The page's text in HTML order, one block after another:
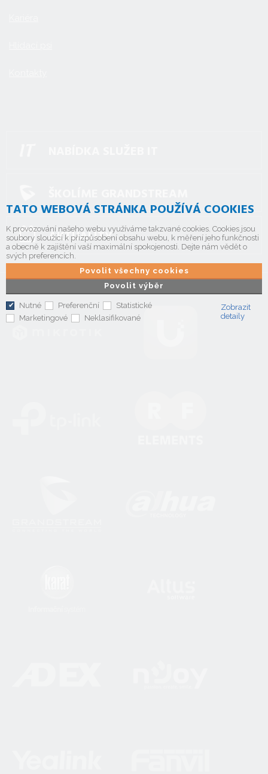
AKTUALITY
TATO WEBOVÁ STRÁNKA POUŽÍVÁ COOKIES
K provozování našeho webu využíváme takzvané cookies. Cookies jsou
soubory sloužící k přizpůsobení obsahu webu, k měření jeho funkčnosti
a obecně k zajištění vaší maximální spokojenosti. Dejte nám vědět o
svých preferencích.
Povolit výběr
Povolit všechny cookies
Nutné Preferenční
Statistické
Marketingové
Neklasifikované
Zobrazit
detaily